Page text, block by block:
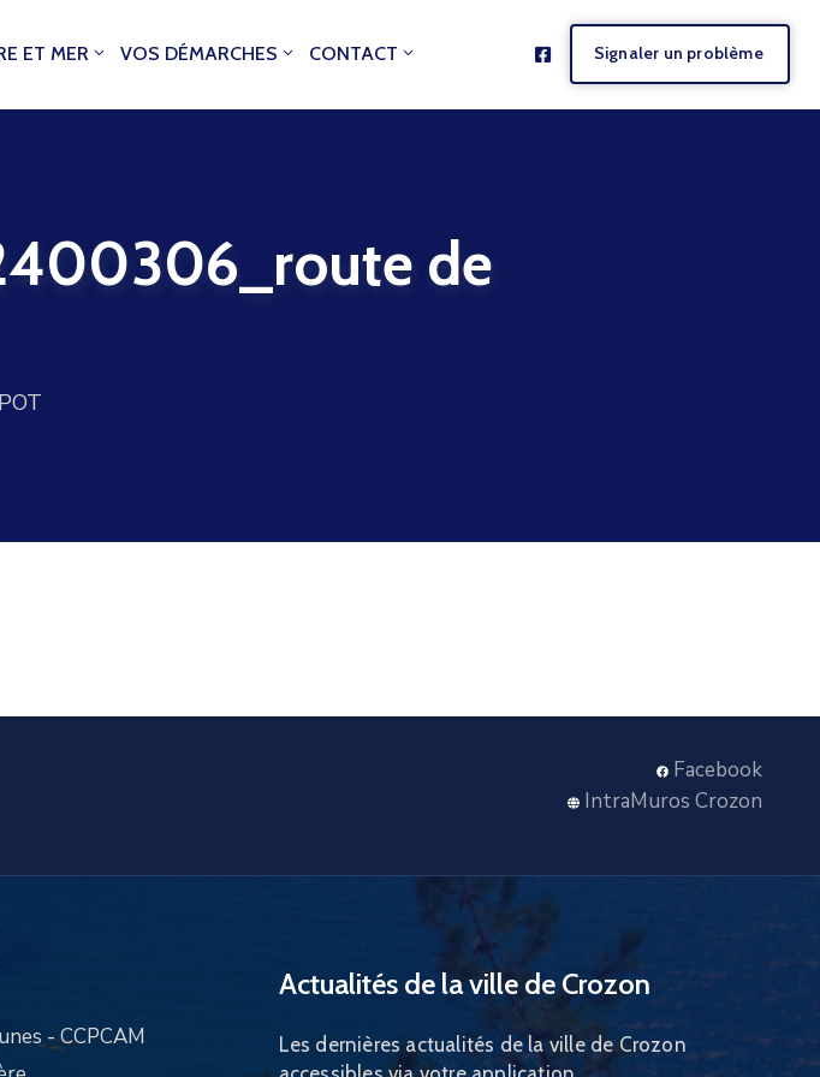
ET MER VOS DÉMARCHES CONTACT Signaler un problème
de
Facebook
IntraMuros Crozon
- CCPCAM
Actualités de la ville de Crozon
Les dernières actualités de la ville de Crozon